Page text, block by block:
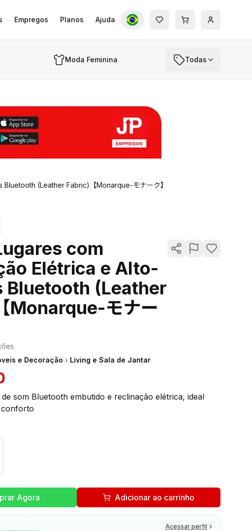
Empregos Planos Ajuda
Moda Feminina Todas
(Leather Fabric)【Monarque-モナーク】
com
Elétrica e Alto-
Bluetooth (Leather
Monarque-モナー
e Decoração › Living e Sala de Jantar
som Bluetooth embutido e reclinação elétrica, ideal
conforto
Agora Adicionar ao carrinho
Acessar perfil